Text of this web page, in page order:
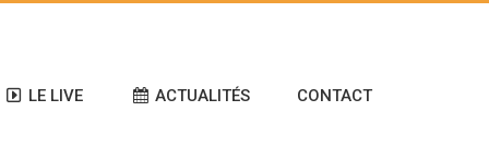
LE LIVE ACTUALITÉS CONTACT